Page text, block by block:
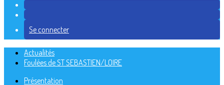
Se connecter
Actualités
Foulées de ST SEBASTIEN/LOIRE
Présentation